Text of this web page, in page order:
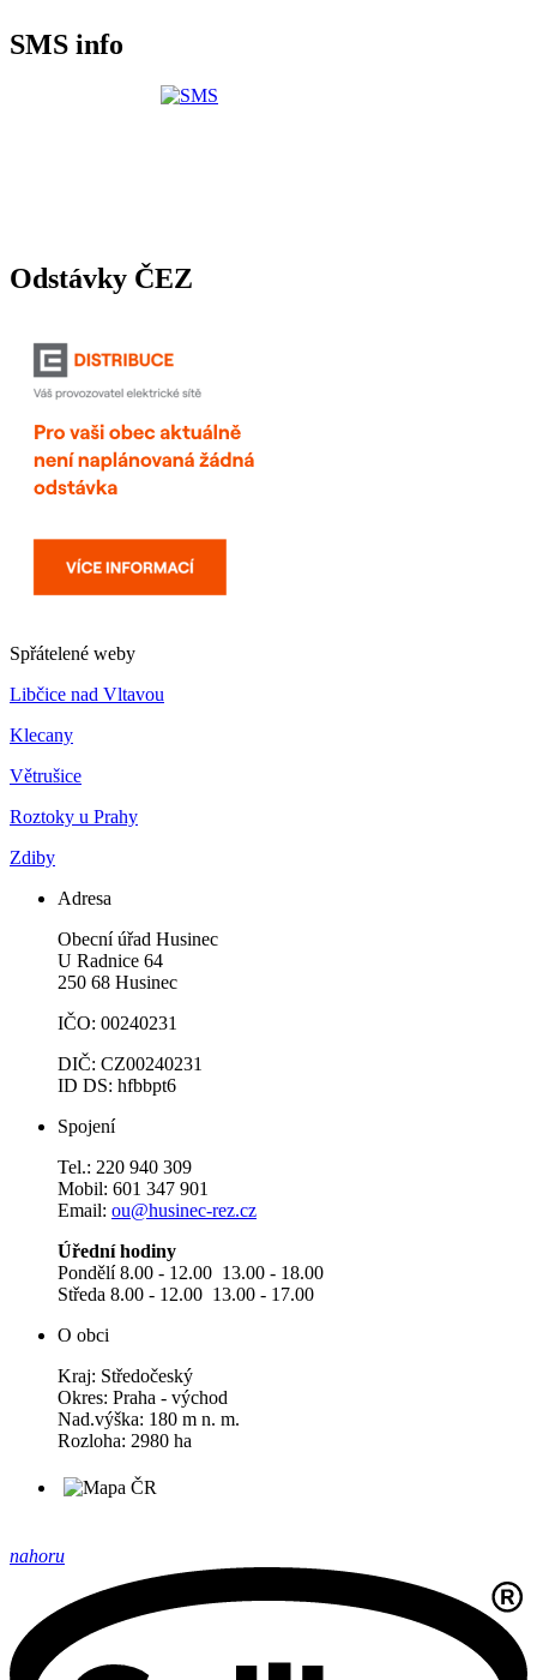
SMS info
Odstávky ČEZ
Spřátelené weby
Libčice nad Vltavou
Klecany
Větrušice
Roztoky u Prahy
Zdiby
Adresa
Obecní úřad Husinec
U Radnice 64
250 68 Husinec
IČO: 00240231
DIČ: CZ00240231
ID DS: hfbbpt6
Spojení
Tel.: 220 940 309
Mobil: 601 347 901
Email: ou@husinec-rez.cz
Úřední hodiny
Pondělí 8.00 - 12.00 13.00 - 18.00
Středa 8.00 - 12.00 13.00 - 17.00
O obci
Kraj: Středočeský
Okres: Praha - východ
Nad.výška: 180 m n. m.
Rozloha: 2980 ha
nahoru